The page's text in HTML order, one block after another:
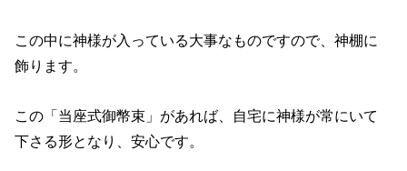
この中に神様が入っている大事なものですので、神棚に
飾ります。
この「当座式御幣束」があれば、自宅に神様が常にいて
下さる形となり、安心です。